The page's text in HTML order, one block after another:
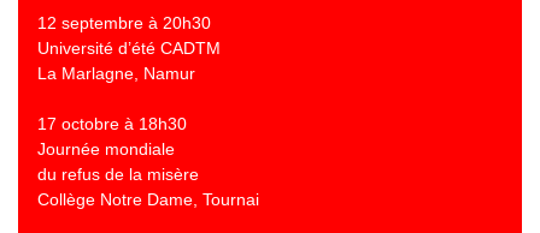
12 septembre à 20h30
Université d’été CADTM
La Marlagne, Namur
17 octobre à 18h30
Journée mondiale
du refus de la misère
Collège Notre Dame, Tournai